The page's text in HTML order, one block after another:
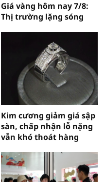
Giá vàng hôm nay 7/8:
Thị trường lặng sóng
Kim cương giảm giá sập
sàn, chấp nhận lỗ nặng
vẫn khó thoát hàng